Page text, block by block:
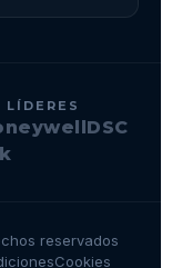
LÍDERES
DSC
reservados
Cookies